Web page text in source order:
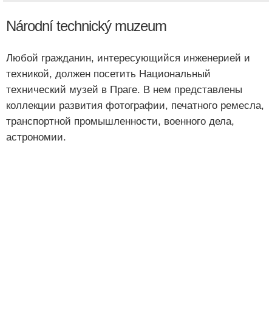
Národní technický muzeum
Любой гражданин, интересующийся инженерией и
техникой, должен посетить Национальный
технический музей в Праге. В нем представлены
коллекции развития фотографии, печатного ремесла,
транспортной промышленности, военного дела,
астрономии.